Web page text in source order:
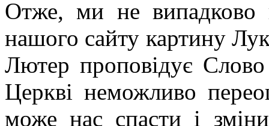
Отже, ми не випадково
нашого сайту картину
Лютер проповідує
Церкві неможливо
може нас спасти і